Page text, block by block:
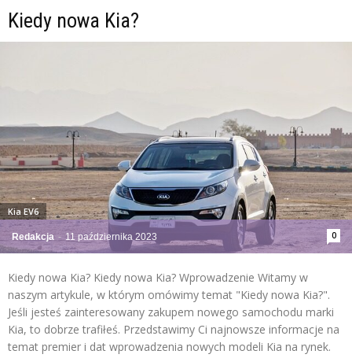
Kiedy nowa Kia?
Redakcja - 11 października 2023 0
Kia EV6
Kiedy nowa Kia? Kiedy nowa Kia? Wprowadzenie Witamy w
naszym artykule, w którym omówimy temat "Kiedy nowa Kia?".
Jeśli jesteś zainteresowany zakupem nowego samochodu marki
Kia, to dobrze trafiłeś. Przedstawimy Ci najnowsze informacje na
temat premier i dat wprowadzenia nowych modeli Kia na rynek.